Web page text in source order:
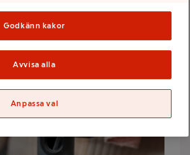
Godkänn kakor
Avvisa alla
Anpassa val